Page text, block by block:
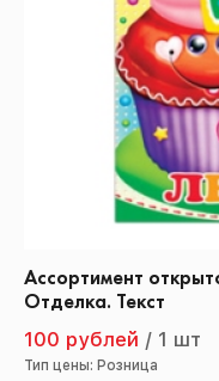
Ассортимент
Отделка. Текст
100 рублей / 1 шт
Тип цены: Розница